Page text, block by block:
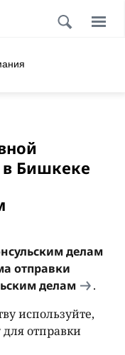
Бишкеке
делам
отправки
делам
.
используйте,
отправки